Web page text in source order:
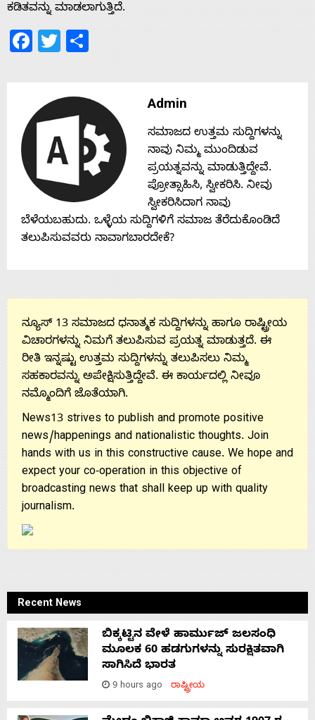
With
s
Contact
Us
ಕಡಿತವನ್ನು ಮಾಡಲಾಗುತ್ತಿದೆ.
Facebook
Twitter
Admin
ಸಮಾಜದ ಉತ್ತಮ ಸುದ್ದಿಗಳನ್ನು
ನಾವು ನಿಮ್ಮ ಮುಂದಿಡುವ
ಪ್ರಯತ್ನವನ್ನು ಮಾಡುತ್ತಿದ್ದೇವೆ.
ಪ್ರೋತ್ಸಾಹಿಸಿ, ಸ್ವೀಕರಿಸಿ. ನೀವು
ಸ್ವೀಕರಿಸಿದಾಗ ನಾವು
ಬೆಳೆಯಬಹುದು. ಒಳ್ಳೆಯ ಸುದ್ದಿಗಳಿಗೆ ಸಮಾಜ ತೆರೆದುಕೊಂಡಿದೆ
ತಲುಪಿಸುವವರು ನಾವಾಗಬಾರದೇಕೆ?
ನ್ಯೂಸ್ 13 ಸಮಾಜದ ಧನಾತ್ಮಕ ಸುದ್ದಿಗಳನ್ನು ಹಾಗೂ ರಾಷ್ಟ್ರೀಯ
ವಿಚಾರಗಳನ್ನು ನಿಮಗೆ ತಲುಪಿಸುವ ಪ್ರಯತ್ನ ಮಾಡುತ್ತದೆ. ಈ
ರೀತಿ ಇನ್ನಷ್ಟು ಉತ್ತಮ ಸುದ್ದಿಗಳನ್ನು ತಲುಪಿಸಲು ನಿಮ್ಮ
ಸಹಕಾರವನ್ನು ಅಪೇಕ್ಷಿಸುತ್ತಿದ್ದೇವೆ. ಈ ಕಾರ್ಯದಲ್ಲಿ ನೀವೂ
ನಮ್ಮೊಂದಿಗೆ ಜೊತೆಯಾಗಿ.
News13 strives to publish and promote positive
news/happenings and nationalistic thoughts. Join
hands with us in this constructive cause. We hope and
expect your co-operation in this objective of
broadcasting news that shall keep up with quality
journalism.
Recent News
ಬಿಕ್ಕಟ್ಟಿನ ವೇಳೆ ಹಾರ್ಮುಜ್ ಜಲಸಂಧಿ
ಮೂಲಕ 60 ಹಡಗುಗಳನ್ನು ಸುರಕ್ಷಿತವಾಗಿ
ಸಾಗಿಸಿದೆ ಭಾರತ
9 hours ago ರಾಷ್ಟ್ರೀಯ